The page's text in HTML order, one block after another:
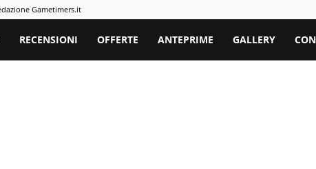
Gametimers.it
RECENSIONI OFFERTE ANTEPRIME GALLERY